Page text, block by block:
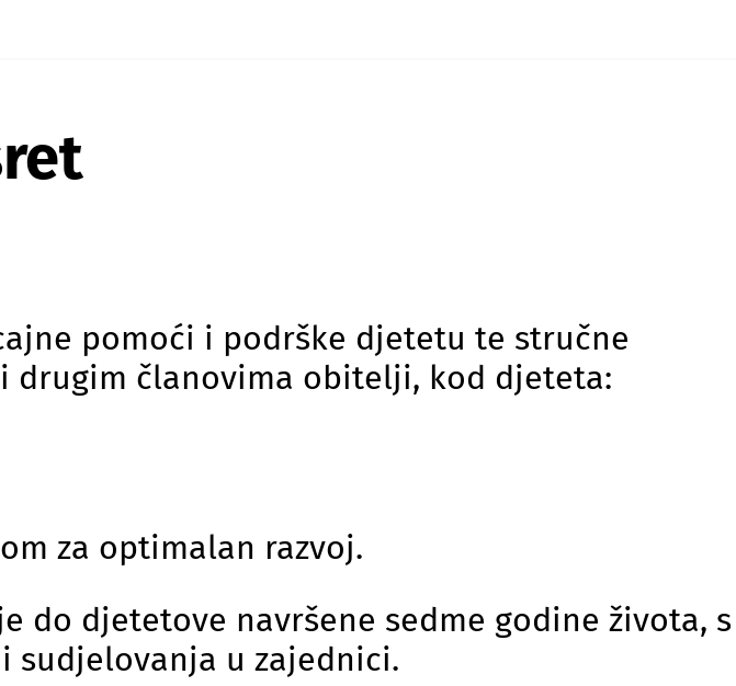
pomoći i podrške djetetu te stručne
članovima obitelji, kod djeteta:
za optimalan razvoj.
do djetetove navršene sedme godine života, s
sudjelovanja u zajednici.